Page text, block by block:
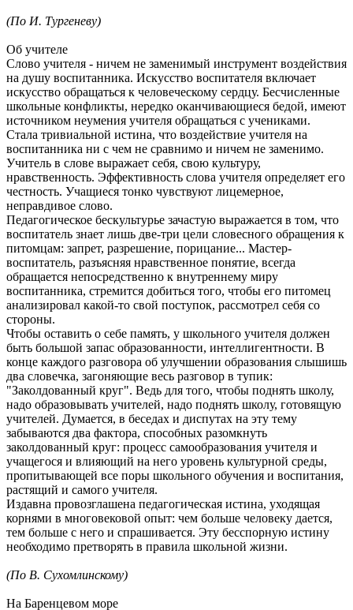
(По И. Тургеневу)
Об учителе
Слово учителя - ничем не заменимый инструмент воздействия
на душу воспитанника. Искусство воспитателя включает
искусство обращаться к человеческому сердцу. Бесчисленные
школьные конфликты, нередко оканчивающиеся бедой, имеют
источником неумения учителя обращаться с учениками.
Стала тривиальной истина, что воздействие учителя на
воспитанника ни с чем не сравнимо и ничем не заменимо.
Учитель в слове выражает себя, свою культуру,
нравственность. Эффективность слова учителя определяет его
честность. Учащиеся тонко чувствуют лицемерное,
неправдивое слово.
Педагогическое бескультурье зачастую выражается в том, что
воспитатель знает лишь две-три цели словесного обращения к
питомцам: запрет, разрешение, порицание... Мастер-
воспитатель, разъясняя нравственное понятие, всегда
обращается непосредственно к внутреннему миру
воспитанника, стремится добиться того, чтобы его питомец
анализировал какой-то свой поступок, рассмотрел себя со
стороны.
Чтобы оставить о себе память, у школьного учителя должен
быть большой запас образованности, интеллигентности. В
конце каждого разговора об улучшении образования слышишь
два словечка, загоняющие весь разговор в тупик:
"Заколдованный круг". Ведь для того, чтобы поднять школу,
надо образовывать учителей, надо поднять школу, готовящую
учителей. Думается, в беседах и диспутах на эту тему
забываются два фактора, способных разомкнуть
заколдованный круг: процесс самообразования учителя и
учащегося и влияющий на него уровень культурной среды,
пропитывающей все поры школьного обучения и воспитания,
растящий и самого учителя.
Издавна провозглашена педагогическая истина, уходящая
корнями в многовековой опыт: чем больше человеку дается,
тем больше с него и спрашивается. Эту бесспорную истину
необходимо претворять в правила школьной жизни.
(По В. Сухомлинскому)
На Баренцевом море